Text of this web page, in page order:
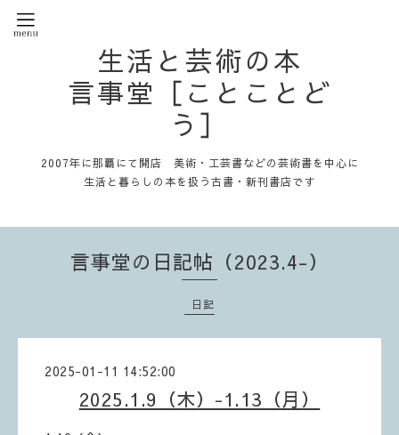
生活と芸術の本
言事堂［ことことど
う］
2007年に那覇にて開店 美術・工芸書などの芸術書を中心に
生活と暮らしの本を扱う古書・新刊書店です
言事堂の日記帖（2023.4-）
日記
2025-01-11 14:52:00
2025.1.9（木）-1.13（月）